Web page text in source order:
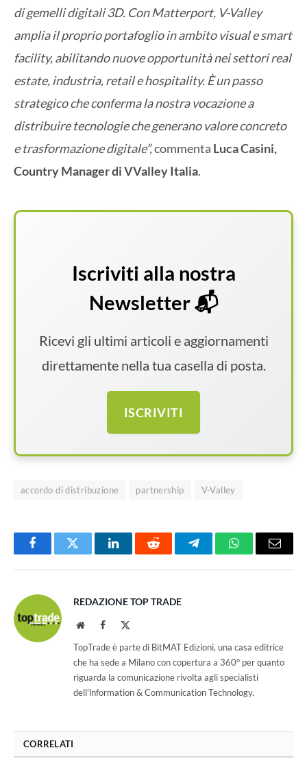
di gemelli digitali 3D. Con Matterport, V-Valley
amplia il proprio portafoglio in ambito visual e smart
facility, abilitando nuove opportunità nei settori real
estate, industria, retail e hospitality. È un passo
strategico che conferma la nostra vocazione a
distribuire tecnologie che generano valore concreto
e trasformazione digitale”,commenta Luca Casini,
Country Manager di VValley Italia.
Iscriviti alla nostra
Newsletter 📬
Ricevi gli ultimi articoli e aggiornamenti
direttamente nella tua casella di posta.
ISCRIVITI
accordo di distribuzione partnership V-Valley
FacebookTwitter LinkedInReddit TelegramWhatsAppEmail
REDAZIONE TOP TRADE
WebsiteFacebook
TopTrade è parte di BitMAT Edizioni, una casa editrice
che ha sede a Milano con copertura a 360° per quanto
riguarda la comunicazione rivolta agli specialisti
dell'lnformation & Communication Technology.
CORRELATI